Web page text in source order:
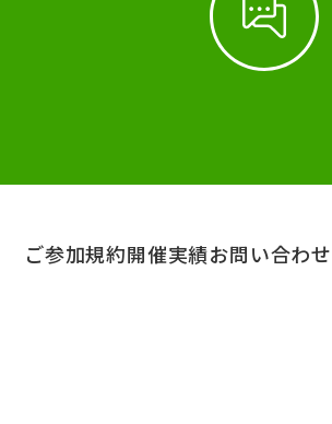
ご参加規約開催実績お問い合わせ